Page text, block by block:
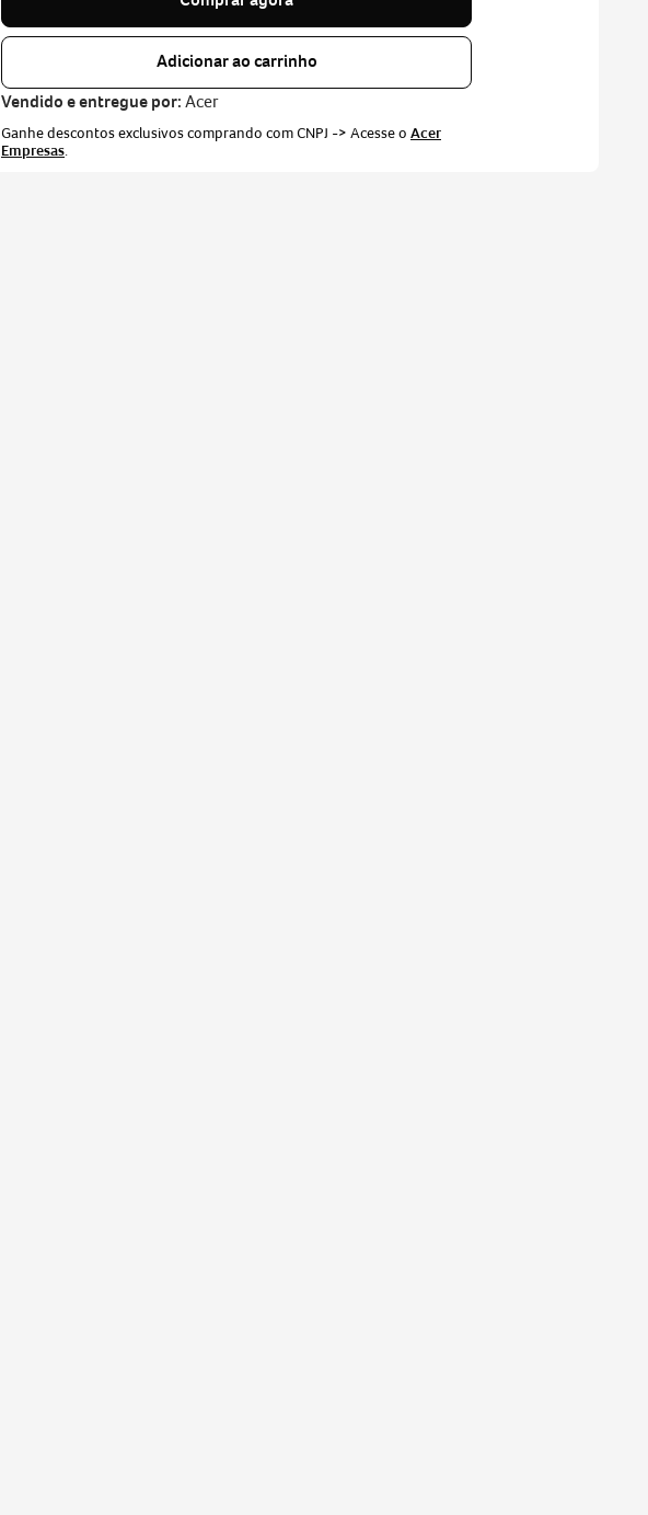
Adicionar ao carrinho
Vendido e entregue por: Acer
Ganhe descontos exclusivos comprando com CNPJ -> Acesse o Acer
Empresas